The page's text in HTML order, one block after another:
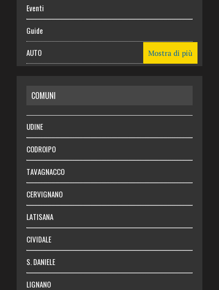
Eventi
Guide
AUTO
RISPARMIO
SALUTE
Necrologie
Chi siamo
Abbonati
Login
Mostra di più
COMUNI
UDINE
CODROIPO
TAVAGNACCO
CERVIGNANO
LATISANA
CIVIDALE
S. DANIELE
LIGNANO